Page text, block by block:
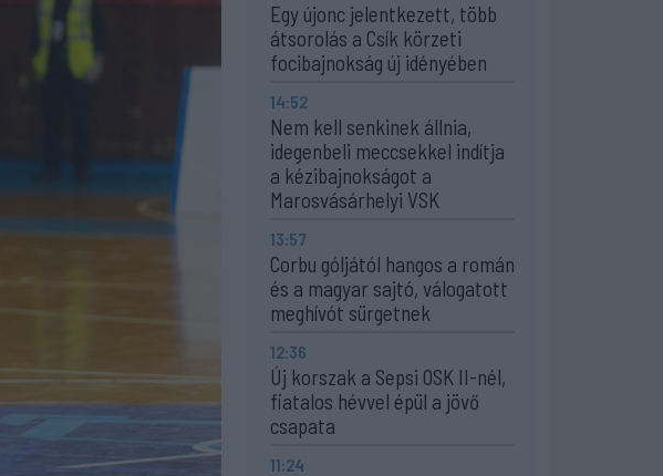
Egy újonc jelentkezett, több
átsorolás a Csík körzeti
focibajnokság új idényében
14:52
Nem kell senkinek állnia,
idegenbeli meccsekkel indítja
a kézibajnokságot a
Marosvásárhelyi VSK
13:57
Corbu góljától hangos a román
és a magyar sajtó, válogatott
meghívót sürgetnek
12:36
Új korszak a Sepsi OSK II-nél,
fiatalos hévvel épül a jövő
csapata
11:24